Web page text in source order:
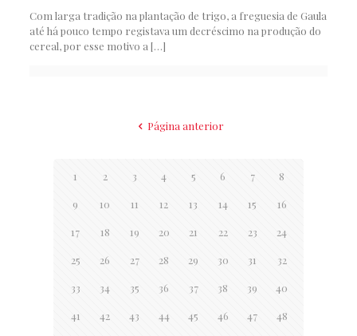
Com larga tradição na plantação de trigo, a freguesia de Gaula
até há pouco tempo registava um decréscimo na produção do
cereal, por esse motivo a[…]
Página anterior
1 2 3 4 5 6 7 8
9 10 11 12 13 14 15 16
17 18 19 20 21 22 23 24
25 26 27 28 29 30 31 32
33 34 35 36 37 38 39 40
41 42 43 44 45 46 47 48